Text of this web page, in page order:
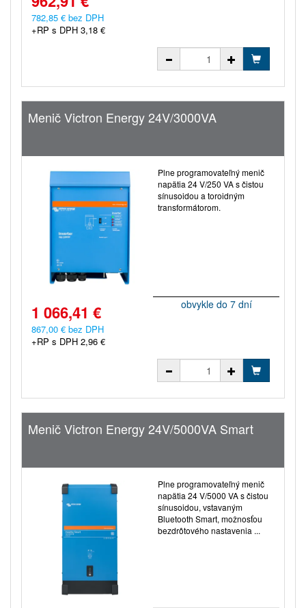
782,85 € bez DPH
+RP s DPH 3,18 €
Menič Victron Energy 24V/3000VA
Plne programovateľný menič
napätia 24 V/250 VA s čistou
sínusoidou a toroidným
transformátorom.
1 066,41 €
867,00 € bez DPH
+RP s DPH 2,96 €
obvykle do 7 dní
Menič Victron Energy 24V/5000VA Smart
Plne programovateľný menič
napätia 24 V/5000 VA s čistou
sínusoidou, vstavaným
Bluetooth Smart, možnosťou
bezdrôtového nastavenia ...